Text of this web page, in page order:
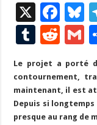
X
F
ac
e
b
o
o
u
T
u
m
bl
r
R
d
di
t
m
l
Le projet a porté
contournement,
maintenant, il est
Depuis si
presque au rang de